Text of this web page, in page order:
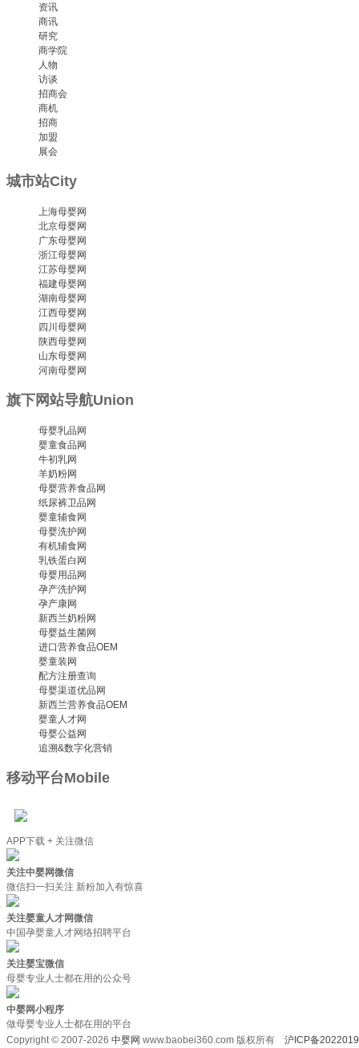
资讯
商讯
研究
商学院
人物
访谈
招商会
商机
招商
加盟
展会
城市站City
上海母婴网
北京母婴网
广东母婴网
浙江母婴网
江苏母婴网
福建母婴网
湖南母婴网
江西母婴网
四川母婴网
陕西母婴网
山东母婴网
河南母婴网
旗下网站导航Union
母婴乳品网
婴童食品网
牛初乳网
羊奶粉网
母婴营养食品网
纸尿裤卫品网
婴童辅食网
母婴洗护网
有机辅食网
乳铁蛋白网
母婴用品网
孕产洗护网
孕产康网
新西兰奶粉网
母婴益生菌网
进口营养食品OEM
婴童装网
配方注册查询
母婴渠道优品网
新西兰营养食品OEM
婴童人才网
母婴公益网
追溯&数字化营销
移动平台Mobile
APP下载 + 关注微信
关注中婴网微信
微信扫一扫关注 新粉加入有惊喜
关注婴童人才网微信
中国孕婴童人才网络招聘平台
关注婴宝微信
母婴专业人士都在用的公众号
中婴网小程序
做母婴专业人士都在用的平台
Copyright © 2007-2026 中婴网 www.baobei360.com 版权所有 沪ICP备